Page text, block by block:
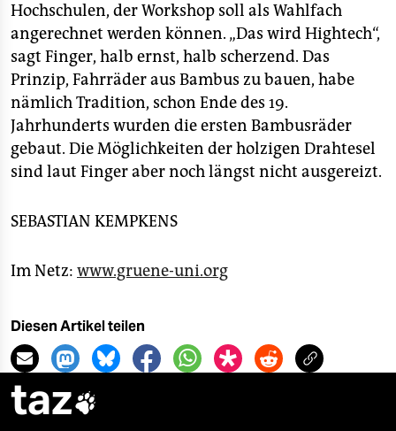
Hochschulen, der Workshop soll als Wahlfach
angerechnet werden können. „Das wird Hightech“,
sagt Finger, halb ernst, halb scherzend. Das
Prinzip, Fahrräder aus Bambus zu bauen, habe
nämlich Tradition, schon Ende des 19.
Jahrhunderts wurden die ersten Bambusräder
gebaut. Die Möglichkeiten der holzigen Drahtesel
sind laut Finger aber noch längst nicht ausgereizt.
SEBASTIAN KEMPKENS
Im Netz: www.gruene-uni.org
Diesen Artikel teilen
taz